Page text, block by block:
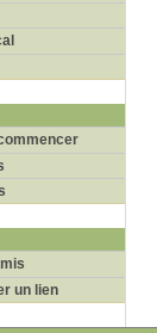
un lien